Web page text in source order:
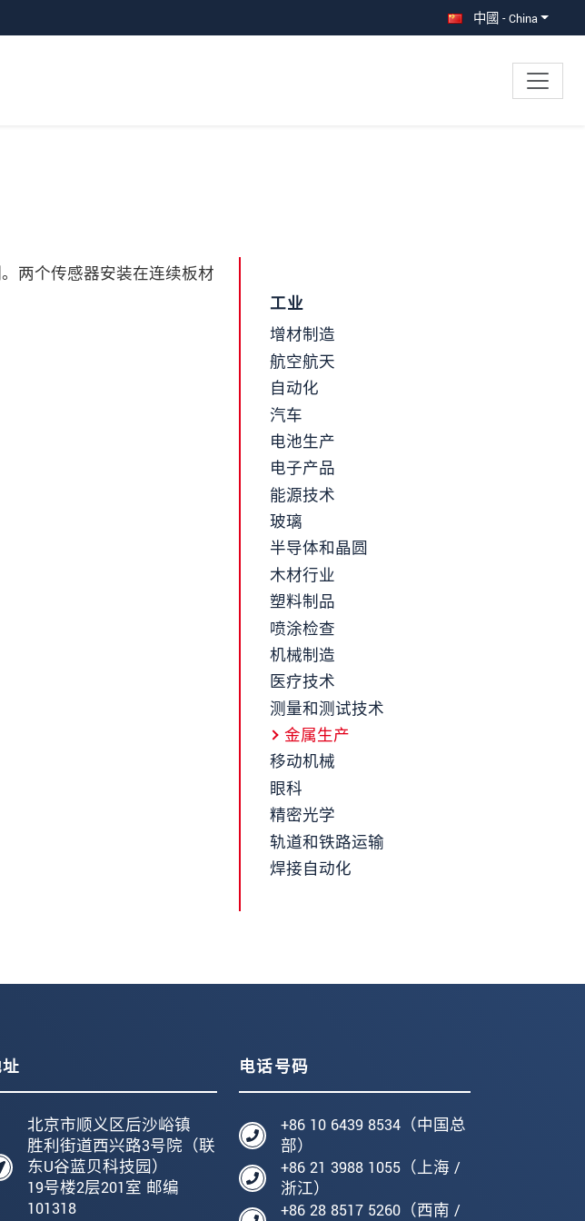
中國 - China
两个传感器安装在连续板材
工业
增材制造
航空航天
自动化
汽车
电池生产
电子产品
能源技术
玻璃
半导体和晶圆
木材行业
塑料制品
喷涂检查
机械制造
医疗技术
测量和测试技术
金属生产
移动机械
眼科
精密光学
轨道和铁路运输
焊接自动化
北京市顺义区后沙峪镇
胜利街道西兴路3号院（联
东U谷蓝贝科技园）
19号楼2层201室 邮编
101318
电话号码
+86 10 6439 8534（中国总
部）
+86 21 3988 1055（上海 /
浙江）
+86 28 8517 5260（西南 /